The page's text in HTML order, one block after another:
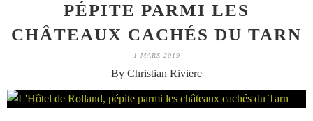
PÉPITE PARMI LES
CHÂTEAUX CACHÉS DU TARN
1 MARS 2019
By Christian Riviere